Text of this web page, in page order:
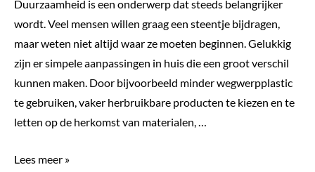
Duurzaamheid is een onderwerp dat steeds belangrijker
wordt. Veel mensen willen graag een steentje bijdragen,
maar weten niet altijd waar ze moeten beginnen. Gelukkig
zijn er simpele aanpassingen in huis die een groot verschil
kunnen maken. Door bijvoorbeeld minder wegwerpplastic
te gebruiken, vaker herbruikbare producten te kiezen en te
letten op de herkomst van materialen, …
Duurzaam
Lees meer »